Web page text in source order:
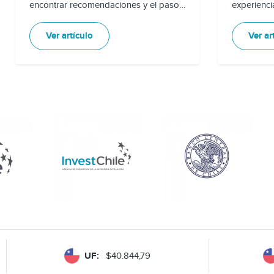
encontrar recomendaciones y el paso
tu negocio.
Ver artículo Ver
UF: $40.844,79